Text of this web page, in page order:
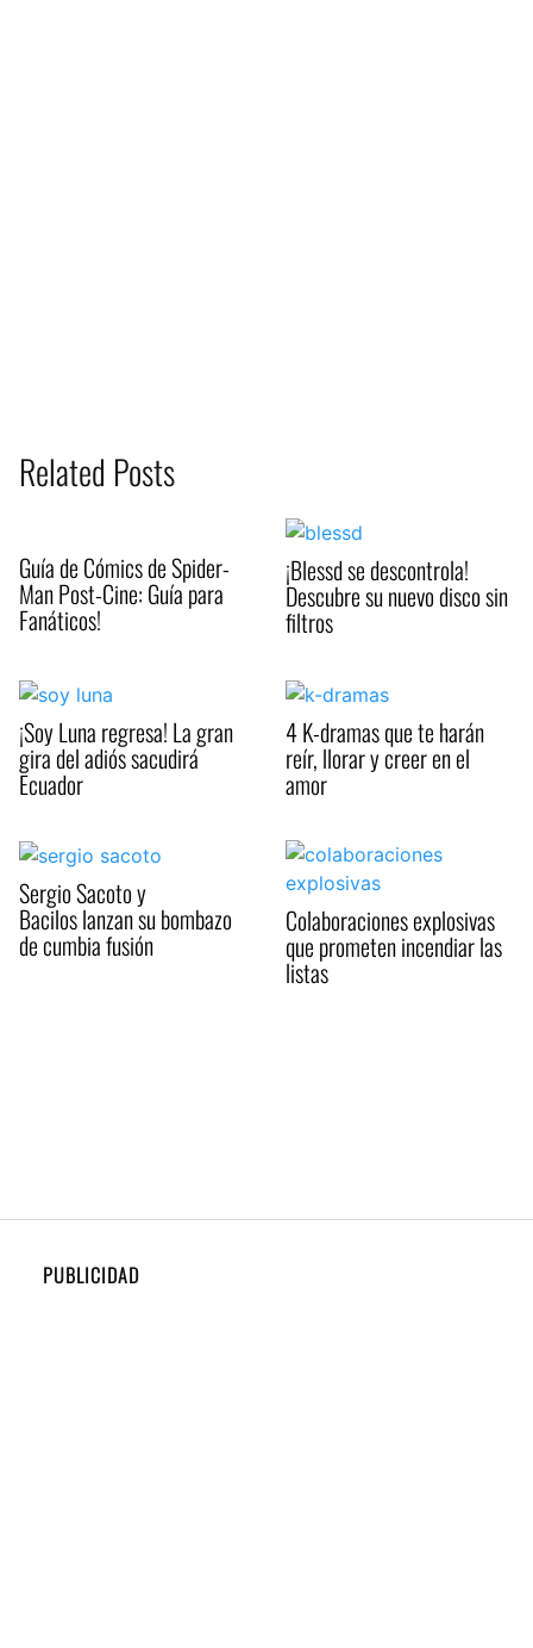
Related Posts
Guía de Cómics de Spider-
Man Post-Cine: Guía para
Fanáticos!
¡Blessd se descontrola!
Descubre su nuevo disco sin
filtros
¡Soy Luna regresa! La gran
gira del adiós sacudirá
Ecuador
4 K-dramas que te harán
reír, llorar y creer en el
amor
Sergio Sacoto y
Bacilos lanzan su bombazo
de cumbia fusión
Colaboraciones explosivas
que prometen incendiar las
listas
PUBLICIDAD